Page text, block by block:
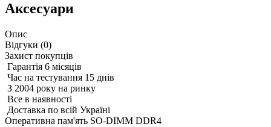
Аксесуари
Опис
Відгуки (0)
Захист покупців
Гарантія 6 місяців
Час на тестування 15 днів
З 2004 року на ринку
Все в наявності
Доставка по всій Україні
Оперативна пам'ять SO-DIMM DDR4